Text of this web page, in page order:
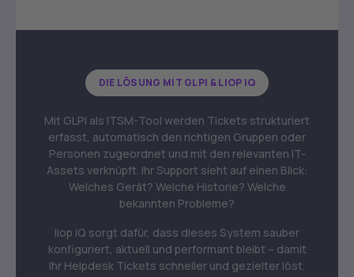
DIE LÖSUNG MIT GLPI & LIOP IQ
Mit GLPI als ITSM-Tool werden Tickets strukturiert
erfasst, automatisch den richtigen Gruppen oder
Personen zugeordnet und mit den relevanten IT-
Assets verknüpft. Ihr Support sieht auf einen Blick:
Welches Gerät? Welche Historie? Welche
bekannten Probleme?
liop iQ sorgt dafür, dass dieses System sauber
konfiguriert, aktuell und performant bleibt – damit
Ihr Helpdesk Tickets schneller und gezielter löst.